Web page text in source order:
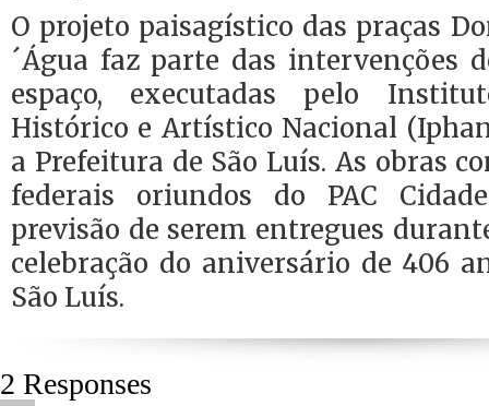
O projeto paisagístico das praças
´Água faz parte das intervenções
espaço, executadas pelo
Histórico e Artístico Nacional
a Prefeitura de São Luís. As obras
federais oriundos do PAC
previsão de serem entregues
celebração do aniversário de 406
São Luís.
2 Responses